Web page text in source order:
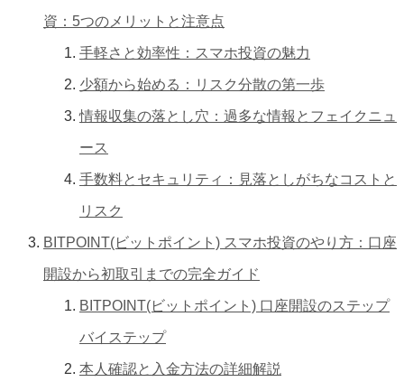
資：5つのメリットと注意点
手軽さと効率性：スマホ投資の魅力
少額から始める：リスク分散の第一歩
情報収集の落とし穴：過多な情報とフェイクニュ
ース
手数料とセキュリティ：見落としがちなコストと
リスク
BITPOINT(ビットポイント) スマホ投資のやり方：口座
開設から初取引までの完全ガイド
BITPOINT(ビットポイント) 口座開設のステップ
バイステップ
本人確認と入金方法の詳細解説